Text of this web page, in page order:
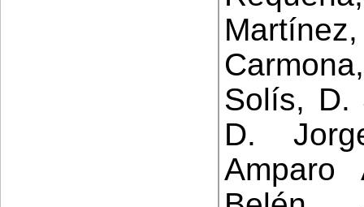
Solís, D.
D.
Amparo